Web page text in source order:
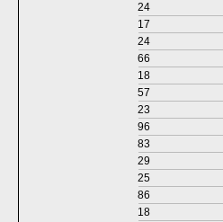
24
17
24
66
18
57
23
96
83
29
25
86
18